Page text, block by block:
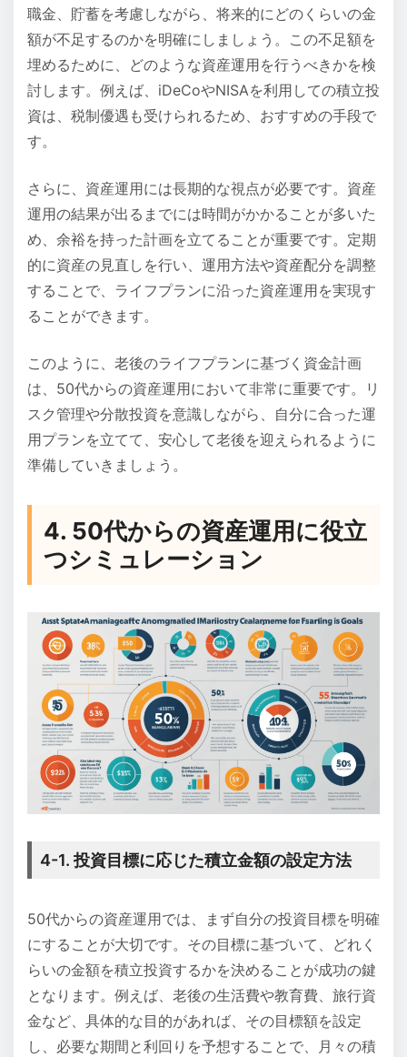
職金、貯蓄を考慮しながら、将来的にどのくらいの金
額が不足するのかを明確にしましょう。この不足額を
埋めるために、どのような資産運用を行うべきかを検
討します。例えば、iDeCoやNISAを利用しての積立投
資は、税制優遇も受けられるため、おすすめの手段で
す。
さらに、資産運用には長期的な視点が必要です。資産
運用の結果が出るまでには時間がかかることが多いた
め、余裕を持った計画を立てることが重要です。定期
的に資産の見直しを行い、運用方法や資産配分を調整
することで、ライフプランに沿った資産運用を実現す
ることができます。
このように、老後のライフプランに基づく資金計画
は、50代からの資産運用において非常に重要です。リ
スク管理や分散投資を意識しながら、自分に合った運
用プランを立てて、安心して老後を迎えられるように
準備していきましょう。
4. 50代からの資産運用に役立
つシミュレーション
4-1. 投資目標に応じた積立金額の設定方法
50代からの資産運用では、まず自分の投資目標を明確
にすることが大切です。その目標に基づいて、どれく
らいの金額を積立投資するかを決めることが成功の鍵
となります。例えば、老後の生活費や教育費、旅行資
金など、具体的な目的があれば、その目標額を設定
し、必要な期間と利回りを予想することで、月々の積